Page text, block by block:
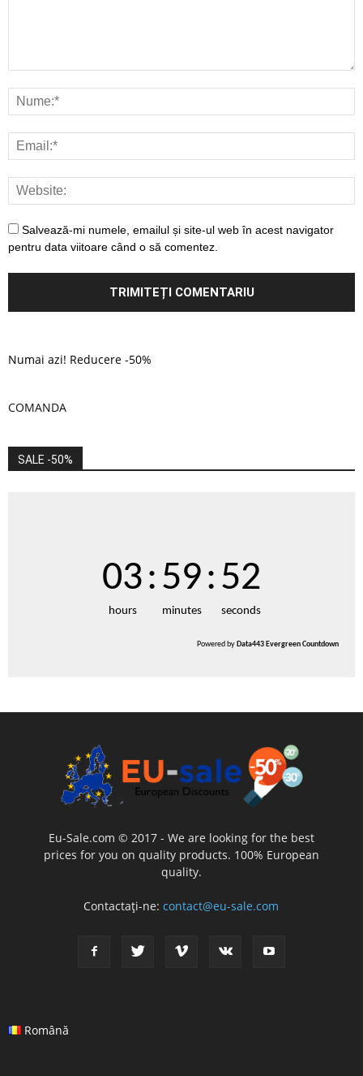
Salvează-mi numele, emailul și site-ul web în acest navigator
pentru data viitoare când o să comentez.
Numai azi! Reducere -50%
COMANDA
SALE -50%
03
hours
:59
minutes
:51
seconds
Powered by Data443 Evergreen Countdown
Eu-Sale.com © 2017 - We are looking for the best
prices for you on quality products. 100% European
quality.
Contactați-ne:contact@eu-sale.com
Română